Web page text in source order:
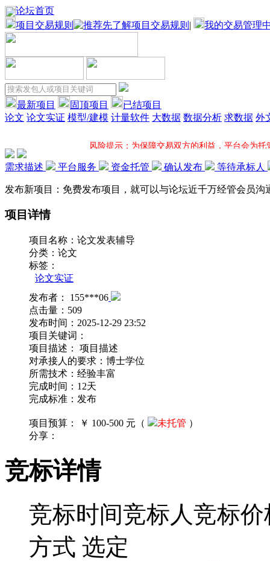
论坛首页
项目交易规则
| 我的交易管理
最新项目 固顶项目
已结项目
论文 论文实证 模型/建模 计量软件 大数据 数据分析 求数据 外
风险提示：为保障交易双方的利益，平台会为
需求描述 平台服务 资金托管 确认发布 等待承标人
发布新项目：免费发布项目，就可以与论坛近千万经管会员
项目详情
项目名称： 论文发表辅导
分类： 论文
标签：
论文实证
发布者：
155***06
点击量： 509
发布时间： 2025-12-29 23:52
项目关键词：
项目描述：
项目描述
对承接人的要求：博士学位
所需技术：经验丰富
完成时间：12天
完成标准：发布
项目预算： ￥ 100-500 元（ 未托管 ）
分享：
竞标详情
竞标时间竞标人竞标
方式 选定